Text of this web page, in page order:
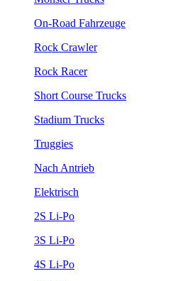
On-Road Fahrzeuge
Rock Crawler
Rock Racer
Short Course Trucks
Stadium Trucks
Truggies
Nach Antrieb
Elektrisch
2S Li-Po
3S Li-Po
4S Li-Po